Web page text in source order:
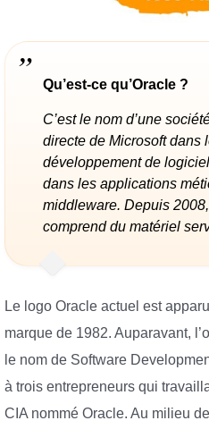
Qu’est-ce qu’Oracle ?
C’est le nom d’une
directe de Microsoft dans
développement de
dans les applications
middleware. Depuis
comprend du matériel
Le logo Oracle actuel est
marque de 1982. Auparavant,
le nom de Software
à trois entrepreneurs qui
CIA nommé Oracle. Au milieu